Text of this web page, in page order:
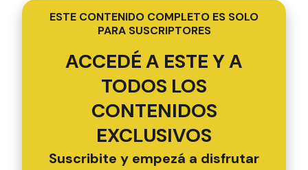
ESTE CONTENIDO COMPLETO ES SOLO
PARA SUSCRIPTORES
ACCEDÉ A ESTE Y A
TODOS LOS
CONTENIDOS
EXCLUSIVOS
Suscribite y empezá a disfrutar